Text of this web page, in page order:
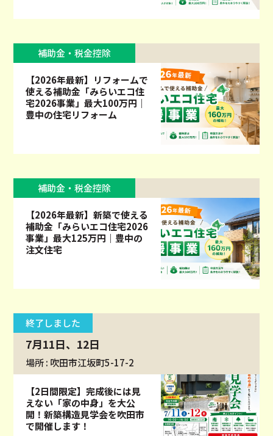
補助金・税金控除
【2026年最新】リフォームで
使える補助金「みらいエコ住
宅2026事業」最大100万円｜
豊中の住宅リフォーム
補助金・税金控除
【2026年最新】新築で使える
補助金「みらいエコ住宅2026
事業」最大125万円｜豊中の
注文住宅
終了しました
7月11日、12日
場所 : 吹田市江坂町5-17-2
【2日間限定】完成後には見
えない「家の中身」を大公
開！新築構造見学会を吹田市
で開催します！